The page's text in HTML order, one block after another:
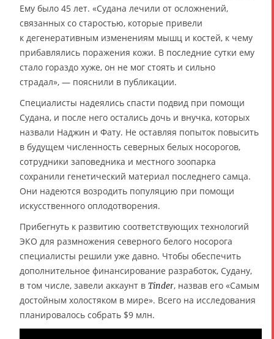
Ему было 45 лет. «Судана лечили от осложнений,
связанных со старостью, которые привели
к дегенеративным изменениям мышц и костей, к чему
прибавлялись поражения кожи. В последние сутки ему
стало гораздо хуже, он не мог стоять и сильно
страдал», — пояснили в публикации.
Специалисты надеялись спасти подвид при помощи
Судана, и после него остались дочь и внучка, которых
назвали Наджин и Фату. Не оставляя попыток повысить
в будущем численность северных белых носорогов,
сотрудники заповедника и местного зоопарка
сохранили генетический материал последнего самца.
Они надеются возродить популяцию при помощи
искусственного оплодотворения.
Прибегнуть к развитию соответствующих технологий
ЭКО для размножения северного белого носорога
специалисты решили уже давно. Чтобы обеспечить
дополнительное финансирование разработок, Судану,
в том числе, завели аккаунт в Tinder, назвав его «Самым
достойным холостяком в мире». Всего на исследования
планировалось собрать $9 млн.